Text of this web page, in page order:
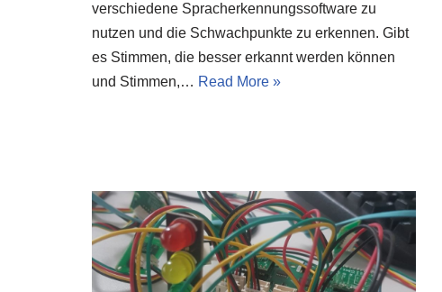
verschiedene Spracherkennungssoftware zu
nutzen und die Schwachpunkte zu erkennen. Gibt
es Stimmen, die besser erkannt werden können
und Stimmen,… Read More »